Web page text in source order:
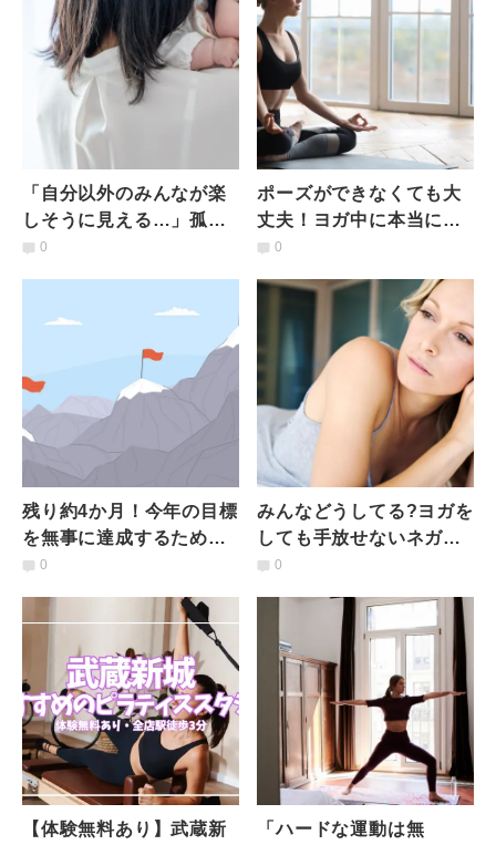
「自分以外のみんなが楽
しそうに見える…」孤独
を感じ塞ぎがちな子育て
0
ポーズができなくても大
丈夫！ヨガ中に本当に意
識すべきこと２つ
0
残り約4か月！今年の目標
を無事に達成するために
見直したいたった２つの
0
みんなどうしてる?ヨガを
しても手放せないネガテ
ィブな感情との付き合い
0
【体験無料あり】武蔵新 「ハードな運動は無